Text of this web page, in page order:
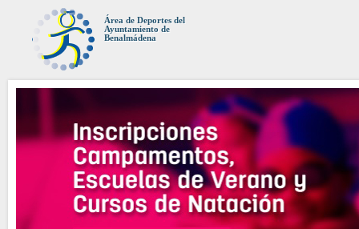
Área de Deportes del
Ayuntamiento de
Benalmádena